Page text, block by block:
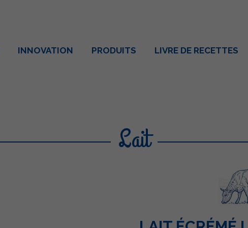
INNOVATION PRODUITS LIVRE DE RECETTES
Lait